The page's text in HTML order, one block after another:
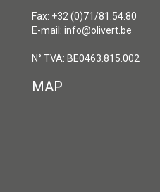
Fax: +32 (0)71/81.54.80
E-mail: info@olivert.be
N° TVA: BE0463.815.002
MAP